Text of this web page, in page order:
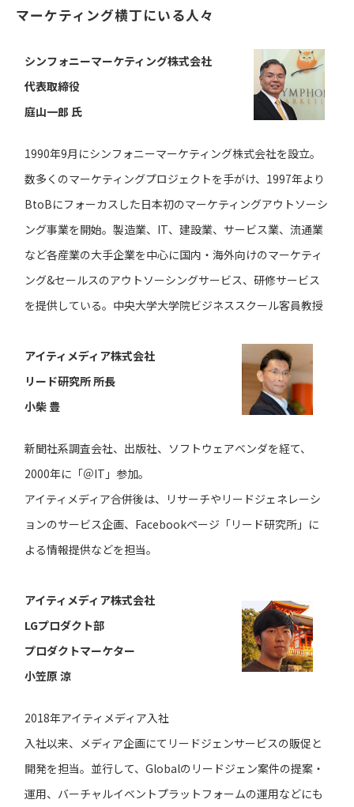
マーケティング横丁にいる人々
シンフォニーマーケティング株式会社
代表取締役
庭山一郎 氏
1990年9月にシンフォニーマーケティング株式会社を設立。
数多くのマーケティングプロジェクトを手がけ、1997年より
BtoBにフォーカスした日本初のマーケティングアウトソーシ
ング事業を開始。製造業、IT、建設業、サービス業、流通業
など各産業の大手企業を中心に国内・海外向けのマーケティ
ング&セールスのアウトソーシングサービス、研修サービス
を提供している。中央大学大学院ビジネススクール客員教授
アイティメディア株式会社
リード研究所 所長
小柴 豊
新聞社系調査会社、出版社、ソフトウェアベンダを経て、
2000年に「＠IT」参加。
アイティメディア合併後は、リサーチやリードジェネレーシ
ョンのサービス企画、Facebookページ「リード研究所」に
よる情報提供などを担当。
アイティメディア株式会社
LGプロダクト部
プロダクトマーケター
小笠原 涼
2018年アイティメディア入社
入社以来、メディア企画にてリードジェンサービスの販促と
開発を担当。並行して、Globalのリードジェン案件の提案・
運用、バーチャルイベントプラットフォームの運用などにも